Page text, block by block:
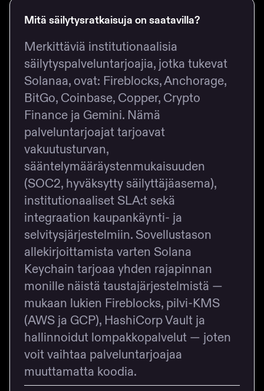
Mitä säilytysratkaisuja on saatavilla?
Merkittäviä institutionaalisia
säilytyspalveluntarjoajia, jotka tukevat
Solanaa, ovat: Fireblocks, Anchorage,
BitGo, Coinbase, Copper, Crypto
Finance ja Gemini. Nämä
palveluntarjoajat tarjoavat
vakuutusturvan,
sääntelymääräystenmukaisuuden
(SOC2, hyväksytty säilyttäjäasema),
institutionaaliset SLA:t sekä
integraation kaupankäynti- ja
selvitysjärjestelmiin. Sovellustason
allekirjoittamista varten Solana
Keychain tarjoaa yhden rajapinnan
monille näistä taustajärjestelmistä —
mukaan lukien Fireblocks, pilvi-KMS
(AWS ja GCP), HashiCorp Vault ja
hallinnoidut lompakkopalvelut — joten
voit vaihtaa palveluntarjoajaa
muuttamatta koodia.